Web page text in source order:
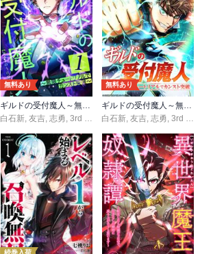
無料あり
ギルドの受付魔人～無限チュートリアルでカンスト突破～
白石新, 友吉, 志勇, 3rd Ie , 川口海
無料あり
ギルドの受付魔人～無限チュートリアルでカンスト突破～
白石新, 友吉, 志勇, 3rd Ie ,
続巻入荷